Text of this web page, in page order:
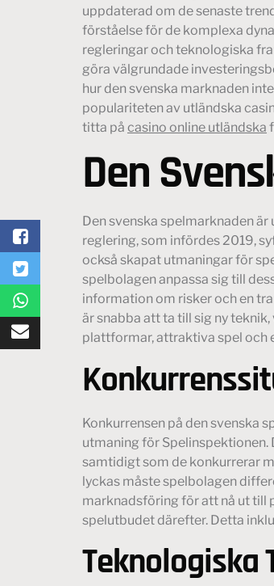
uppdaterad om de senaste
förståelse för de komplexa
regleringar och teknologiska
göra välgrundade
hur den svenska marknaden
populariteten av utländska
titta på casino online utländska
Den
Den svenska spelmarknaden
reglering, som infördes 2019,
också skapat utmaningar för
spelbolagen anpassa sig till
information om risker och en
är snabba att ta till sig ny
plattformar, attraktiva spel och
Konkurrensen på den svenska
utmaning för
samtidigt som de konkurrerar
lyckas måste spelbolagen
marknadsföring för att nå ut till
spelutbudet därefter. Detta
Teknologiska